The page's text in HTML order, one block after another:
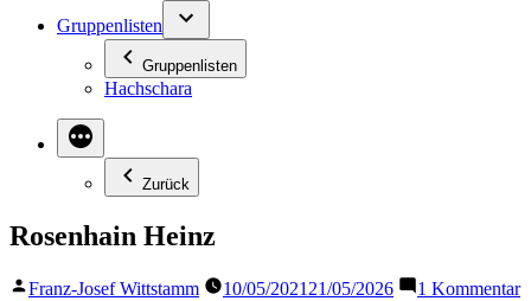
Gruppenlisten
Gruppenlisten
Hachschara
Zurück
Rosenhain Heinz
Veröffentlicht
Franz-Josef Wittstamm 10/05/2021 21/05/2026 1 Kommentar